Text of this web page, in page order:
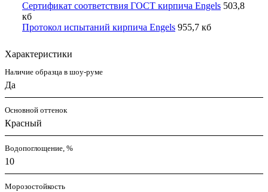
Сертификат соответствия ГОСТ кирпича Engels 503,8
кб
Протокол испытаний кирпича Engels 955,7 кб
Характеристики
Наличие образца в шоу-руме
Да
Основной оттенок
Красный
Водопоглощение, %
10
Морозостойкость